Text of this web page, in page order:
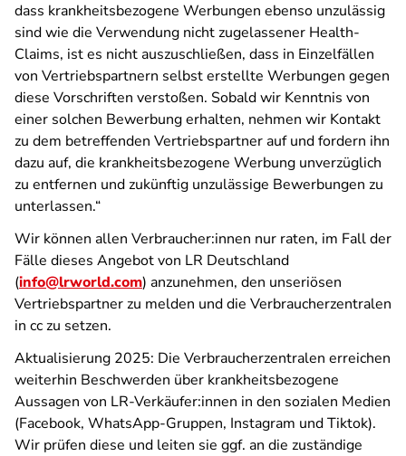
dass krankheitsbezogene Werbungen ebenso unzulässig
sind wie die Verwendung nicht zugelassener Health-
Claims, ist es nicht auszuschließen, dass in Einzelfällen
von Vertriebspartnern selbst erstellte Werbungen gegen
diese Vorschriften verstoßen. Sobald wir Kenntnis von
einer solchen Bewerbung erhalten, nehmen wir Kontakt
zu dem betreffenden Vertriebspartner auf und fordern ihn
dazu auf, die krankheitsbezogene Werbung unverzüglich
zu entfernen und zukünftig unzulässige Bewerbungen zu
unterlassen.“
Wir können allen Verbraucher:innen nur raten, im Fall der
Fälle dieses Angebot von LR Deutschland
(info@lrworld.com) anzunehmen, den unseriösen
Vertriebspartner zu melden und die Verbraucherzentralen
in cc zu setzen.
Aktualisierung 2025: Die Verbraucherzentralen erreichen
weiterhin Beschwerden über krankheitsbezogene
Aussagen von LR-Verkäufer:innen in den sozialen Medien
(Facebook, WhatsApp-Gruppen, Instagram und Tiktok).
Wir prüfen diese und leiten sie ggf. an die zuständige